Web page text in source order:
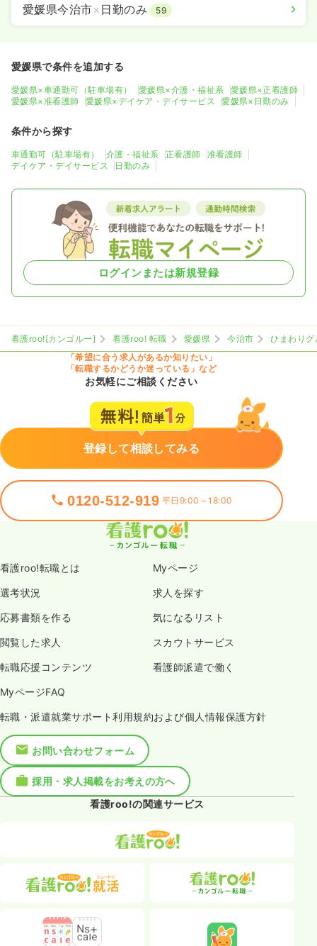
愛媛県今治市× 日勤のみ 59
愛媛県で条件を追加する
愛媛県×車通勤可（駐車場有） 愛媛県×介護・福祉系
愛媛県×正看護師
愛媛県×准看護師
愛媛県×デイケア・デイサービス 愛媛県×日勤のみ
条件から探す
車通勤可（駐車場有） 介護・福祉系 正看護師
准看護師
デイケア・デイサービス
日勤のみ
ログインまたは新規登録
看護roo![カンゴルー] 看護roo! 転職 愛媛県 今治市
ひまわりグ
「希望に合う求人があるか知りたい」
「転職するかどうか迷っている」など
お気軽にご相談ください
登録して相談してみる
0120-512-919 平日9:00～18:00
看護roo!転職とは Myページ
選考状況 求人を探す
応募書類を作る 気になるリスト
閲覧した求人 スカウトサービス
転職応援コンテンツ 看護師派遣で働く
MyページFAQ
転職・派遣就業サポート利用規約および個人情報保護方針
お問い合わせフォーム
採用・求人掲載をお考えの方へ
看護roo!の関連サービス